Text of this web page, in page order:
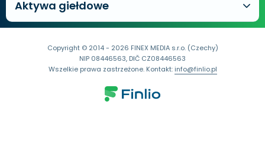
Aktywa giełdowe
Copyright © 2014 - 2026 FINEX MEDIA s.r.o. (Czechy)
NIP 08446563, DIČ CZ08446563
Wszelkie prawa zastrzeżone. Kontakt:info@finlio.pl